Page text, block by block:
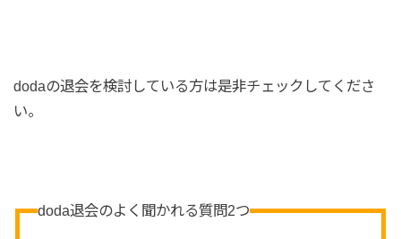
dodaの退会を検討している方は是非チェックしてくださ
い。
doda退会のよく聞かれる質問2つ